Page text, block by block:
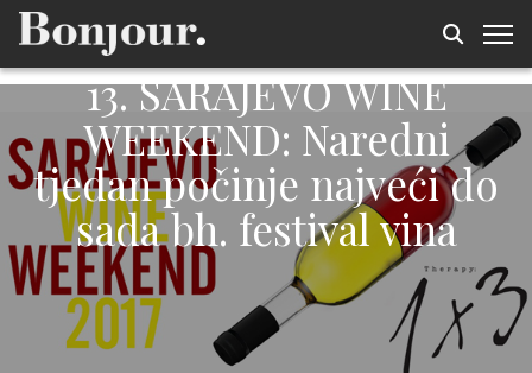
13. SARAJEVO WINE
WEEKEND: Naredni
tjedan počinje najveći do
sada bh. festival vina